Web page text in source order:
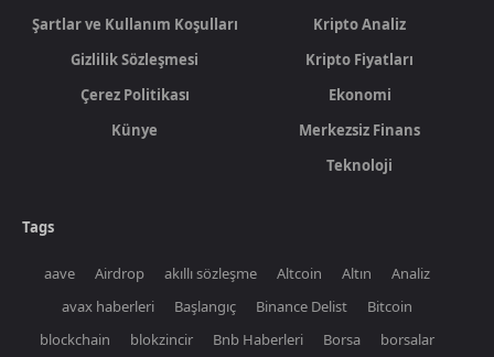
Şartlar ve Kullanım Koşulları
Gizlilik Sözleşmesi
Çerez Politikası
Künye
Kripto Analiz
Kripto Fiyatları
Ekonomi
Merkezsiz Finans
Teknoloji
Tags
aave Airdrop akıllı sözleşme Altcoin Altın
Analiz
avax haberleri
Başlangıç Binance Delist
Bitcoin
blockchain
blokzincir Bnb Haberleri Borsa
borsalar